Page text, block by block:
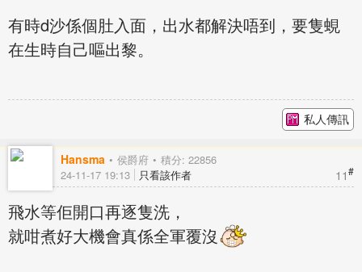
有時d沙係個肚入面，出水都解決唔到，要隻蜆
在生時自己嘔出黎。
私人傳訊
Hansma 侯爵府 積分: 22856
11#
24-11-17 19:13 只看該作者
飛水等佢開口再逐隻洗，
就咁煮好大機會真係全軍覆沒